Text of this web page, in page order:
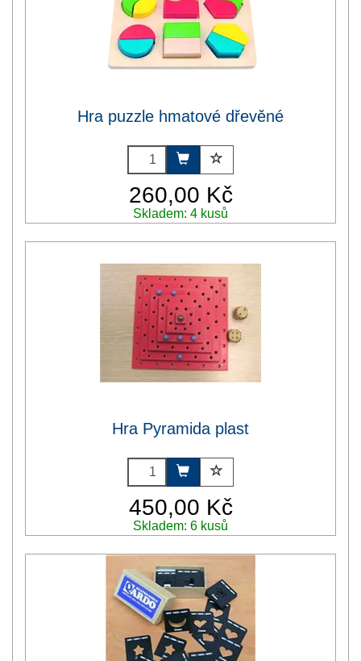
Hra puzzle hmatové dřevěné
260,00 Kč
Skladem: 4 kusů
Hra Pyramida plast
450,00 Kč
Skladem: 6 kusů